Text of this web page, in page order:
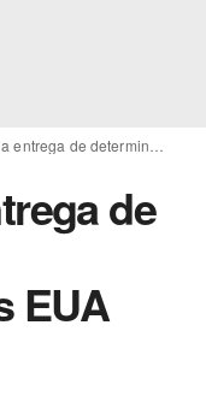
de
EUA